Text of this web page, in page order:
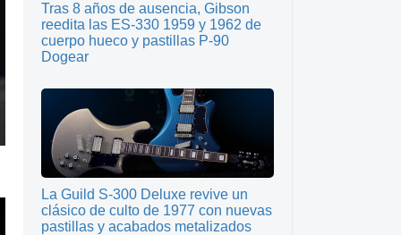
Tras 8 años de ausencia, Gibson
reedita las ES-330 1959 y 1962 de
cuerpo hueco y pastillas P-90
Dogear
La Guild S-300 Deluxe revive un
clásico de culto de 1977 con nuevas
pastillas y acabados metalizados